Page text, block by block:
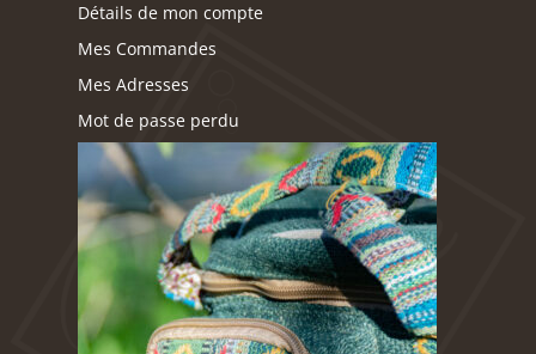
Détails de mon compte
Mes Commandes
Mes Adresses
Mot de passe perdu